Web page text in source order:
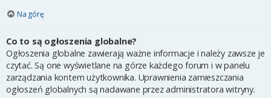
Na górę
Co to są ogłoszenia globalne?
Ogłoszenia globalne zawierają ważne informacje i należy zawsze je
czytać. Są one wyświetlane na górze każdego forum i w panelu
zarządzania kontem użytkownika. Uprawnienia zamieszczania
ogłoszeń globalnych są nadawane przez administratora witryny.